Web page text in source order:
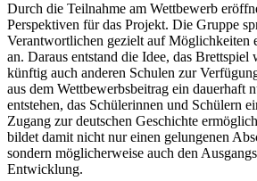
Durch die Teilnahme am Wettbewerb
Perspektiven für das Projekt. Die Gruppe
Verantwortlichen gezielt auf Möglichkeiten
an. Daraus entstand die Idee, das Brettspiel
künftig auch anderen Schulen zur
aus dem Wettbewerbsbeitrag ein dauerhaft
entstehen, das Schülerinnen und Schülern
Zugang zur deutschen Geschichte
bildet damit nicht nur einen gelungenen
sondern möglicherweise auch den
Entwicklung.